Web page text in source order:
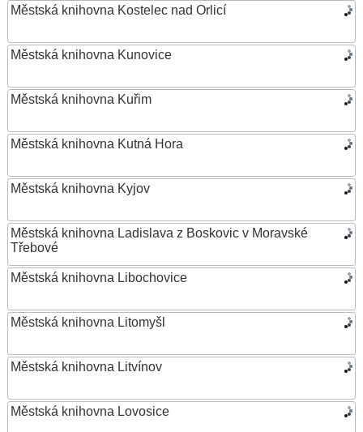
Městská knihovna Kostelec nad Orlicí
Městská knihovna Kunovice
Městská knihovna Kuřim
Městská knihovna Kutná Hora
Městská knihovna Kyjov
Městská knihovna Ladislava z Boskovic v Moravské
Třebové
Městská knihovna Libochovice
Městská knihovna Litomyšl
Městská knihovna Litvínov
Městská knihovna Lovosice